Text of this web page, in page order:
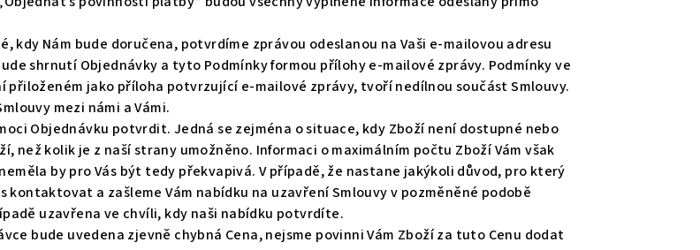
kdy Nám bude doručena, potvrdíme zprávou odeslanou na Vaši e-mailovou adresu
shrnutí Objednávky a tyto Podmínky formou přílohy e-mailové zprávy. Podmínky ve
přiloženém jako příloha potvrzující e-mailové zprávy, tvoří nedílnou součást Smlouvy.
mezi námi a Vámi.
Objednávku potvrdit. Jedná se zejména o situace, kdy Zboží není dostupné nebo
než kolik je z naší strany umožněno. Informaci o maximálním počtu Zboží Vám však
by pro Vás být tedy překvapivá. V případě, že nastane jakýkoli důvod, pro který
kontaktovat a zašleme Vám nabídku na uzavření Smlouvy v pozměněné podobě
uzavřena ve chvíli, kdy naši nabídku potvrdíte.
bude uvedena zjevně chybná Cena, nejsme povinni Vám Zboží za tuto Cenu dodat